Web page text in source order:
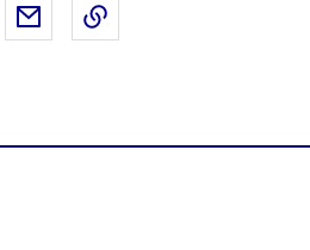
X
Partager sur LinkedIn
Partager par email